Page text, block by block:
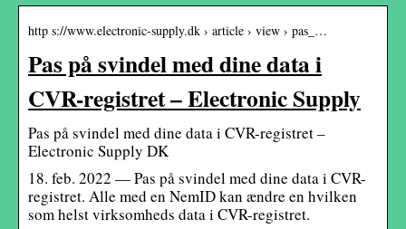
http s://www.electronic-supply.dk › article › view › pas_…
Pas på svindel med dine data i
CVR-registret – Electronic Supply
Pas på svindel med dine data i CVR-registret –
Electronic Supply DK
18. feb. 2022 — Pas på svindel med dine data i CVR-
registret. Alle med en NemID kan ændre en hvilken
som helst virksomheds data i CVR-registret.